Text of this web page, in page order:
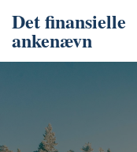
Det finansielle
ankenævn